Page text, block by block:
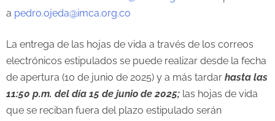
a pedro.ojeda@imca.org.co
La entrega de las hojas de vida a través de los correos
electrónicos estipulados se puede realizar desde la fecha
de apertura (10 de junio de 2025) y a más tardar hasta las
11:50 p.m. del día 15 de junio de 2025; las hojas de vida
que se reciban fuera del plazo estipulado serán